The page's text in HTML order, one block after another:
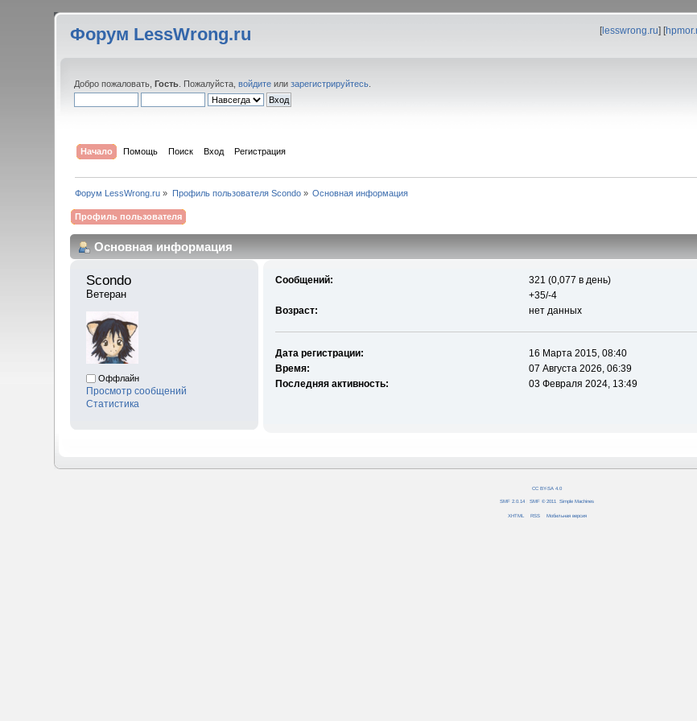
Форум LessWrong.ru [lesswrong.ru] [
Добро пожаловать,Гость . Пожалуйста,войдите илизарегистрируйтесь
Начало Помощь Поиск Вход Регистрация
Форум LessWrong.ru » Профиль пользователя Scondo» Основная информация
Профиль пользователя
Основная информация
Scondo
Ветеран
Оффлайн
Просмотр сообщений
Статистика
Сообщений:
321 (0,077 в день)
+35/-4
Возраст:
нет данных
Дата регистрации:
16 Марта 2015, 08:40
Время:
07 Августа 2026, 06:39
Последняя активность:
03 Февраля 2024, 13:49
CC BY-SA 4.0
SMF 2.0.14 SMF © 2011 Simple Machines
XHTML RSS Мобильная версия